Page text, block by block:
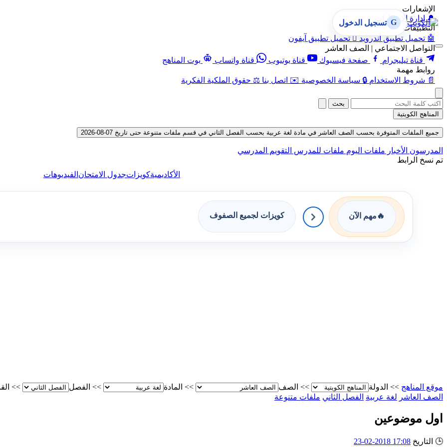
الإشعارات
🔔 إدارة الإشعارات
التطبيقات
🤖 تحميل تطبيق أندرويد  تحميل تطبيق آيفون
التواصل الاجتماعي | الصف العاشر
قناة تيليجرام
صفحة فيسبوك قناة يوتيوب قناة واتساب
بوت المناهج
روابط مهمة
📄 شروط الاستخدام 🔒 سياسة الخصوصية ✉️ اتصل بنا ⚖️ حقوق الملكية الفكرية
G تسجيل الدخول
بحث
المناهج الكويتية
جميع الملفات المتوفرة بحسب الصف العاشر في مادة لغة عربية بحسب الفصل الثاني في قسم ملفات متنوعة حتى تاريخ 07-08-2026
المدرسون الأخبار ملفات اليوم ملفات للمدرس التقويم المدرسي
تم نسخ الرابط
الأكاديميةكويزاتجدول الامتحان الفيديوهات
🔥 مهم الآن كويزات لجميع الصفوف
موقع المناهج >> الدولة >> الصف >> المادة >> الفصل >>
الصف العاشر لغة عربية الفصل الثاني ملفات متنوعة
اول موضوعين
🕒 التاريخ 17:08 2018-02-23